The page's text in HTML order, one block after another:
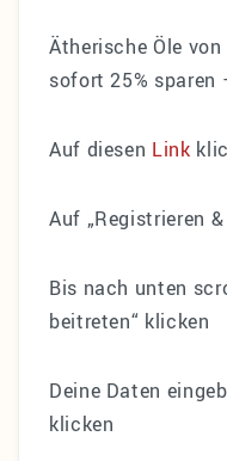
Podcast
ZUM
Ätherische Öle
sofort 25% sparen
Auf diesen Link
Auf „Registrieren
Bis nach unten
beitreten“ klicken
Deine Daten
klicken